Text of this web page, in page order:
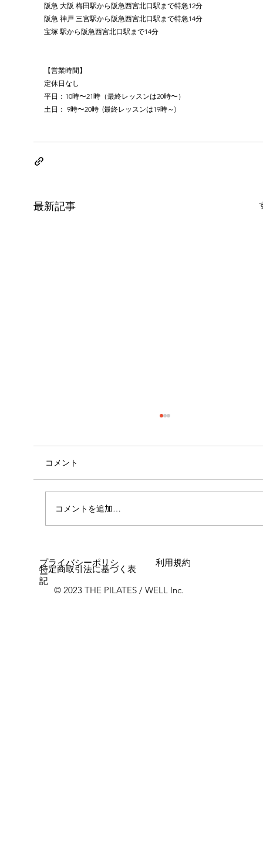
阪急 大阪 梅田駅から阪急西宮北口駅まで特急12分
阪急 神戸 三宮駅から阪急西宮北口駅まで特急14分
宝塚 駅から阪急西宮北口駅まで14分
【営業時間】
定休日なし
平日：10時〜21時（最終レッスンは20時〜）
土日： 9時〜20時  (最終レッスンは19時～)
最新記事
自己紹介
コメント
コメントを追加…
© 2023 THE PILATES / WELL Inc.
プライバシーポリシ
ー
利用規約
特定商取引法に基づく表
記